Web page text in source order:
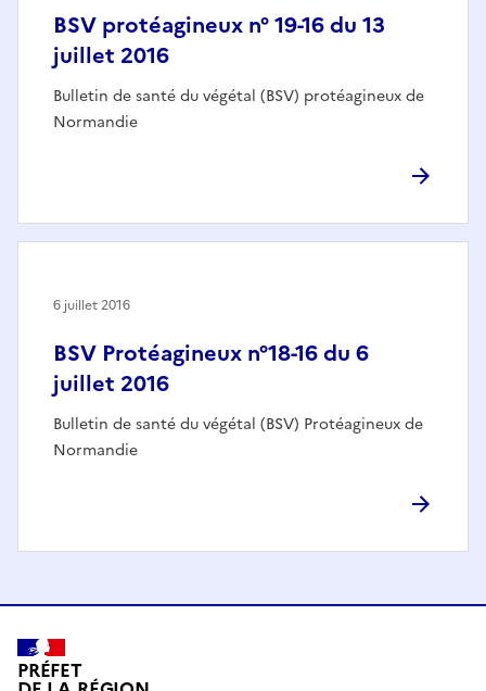
BSV protéagineux n° 19-16 du 13
juillet 2016
Bulletin de santé du végétal (BSV) protéagineux de
Normandie
BSV Protéagineux n°18-16 du 6
juillet 2016
Bulletin de santé du végétal (BSV) Protéagineux de
Normandie
6 juillet 2016
PRÉFET